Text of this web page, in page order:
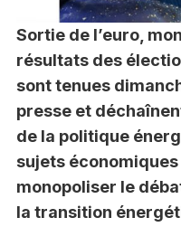
Sortie de l’euro,
résultats des
sont tenues
presse et
de la politique
sujets
monopoliser le
la transition